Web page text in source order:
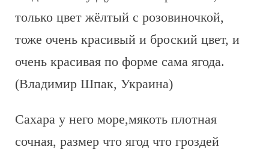
только цвет жёлтый с розовиночкой,
тоже очень красивый и броский цвет, и
очень красивая по форме сама ягода.
(Владимир Шпак, Украина)
Сахара у него море,мякоть плотная
сочная, размер что ягод что гроздей